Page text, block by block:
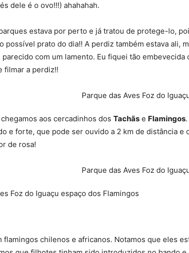
dele é o ovo!!!) ahahahah.
estava por perto e já tratou de protege-lo,
possível prato do dia!! A perdiz também estava ali,
com um lamento. Eu fiquei tão embevecida
filmar a perdiz!!
aos cercadinhos dos Tachãs e Flamingos
e forte, que pode ser ouvido a 2 km de distância e
de rosa!
flamingos chilenos e africanos. Notamos que eles